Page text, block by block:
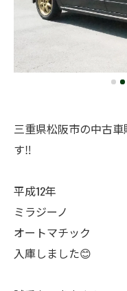
三重県松阪市の中古
す‼️
平成12年
ミラジーノ
オートマチック
入庫しました😊